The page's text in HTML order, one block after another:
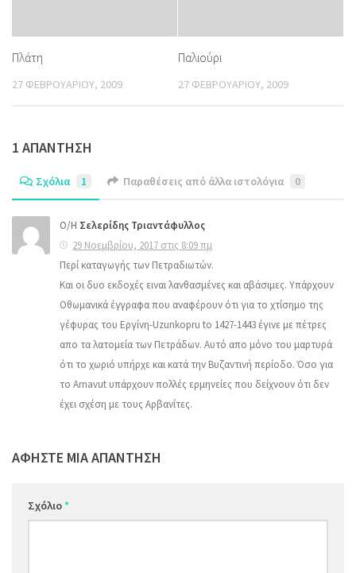
Πλάτη
27 ΦΕΒΡΟΥΑΡΊΟΥ, 2009
Παλιούρι
27 ΦΕΒΡΟΥΑΡΊΟΥ, 2009
1 ΑΠΆΝΤΗΣΗ
Σχόλια 1 Παραθέσεις από άλλα ιστολόγια 0
Ο/Η Σελερίδης Τριαντάφυλλος
29 Νοεμβρίου, 2017 στις 8:09 πμ
Περί καταγωγής των Πετραδιωτών.
Και οι δυο εκδοχές ειναι λανθασμένες και αβάσιμες. Υπάρχουν
Οθωμανικά έγγραφα που αναφέρουν ότι για το χτίσημο της
γέφυρας του Εργίνη-Uzunkopru to 1427-1443 έγινε με πέτρες
απο τα λατομεία των Πετράδων. Αυτό απο μόνο του μαρτυρά
ότι το χωριό υπήρχε και κατά την Βυζαντινή περίοδο. Όσο για
το Arnavut υπάρχουν πολλές ερμηνείες που δείχνουν ότι δεν
έχει σχέση με τους Αρβανίτες.
ΑΦΉΣΤΕ ΜΙΑ ΑΠΆΝΤΗΣΗ
Σχόλιο*